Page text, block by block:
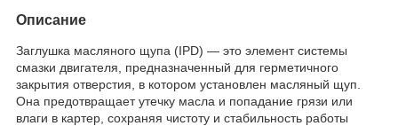
Описание
Заглушка масляного щупа (IPD) — это элемент системы
смазки двигателя, предназначенный для герметичного
закрытия отверстия, в котором установлен масляный щуп.
Она предотвращает утечку масла и попадание грязи или
влаги в картер, сохраняя чистоту и стабильность работы